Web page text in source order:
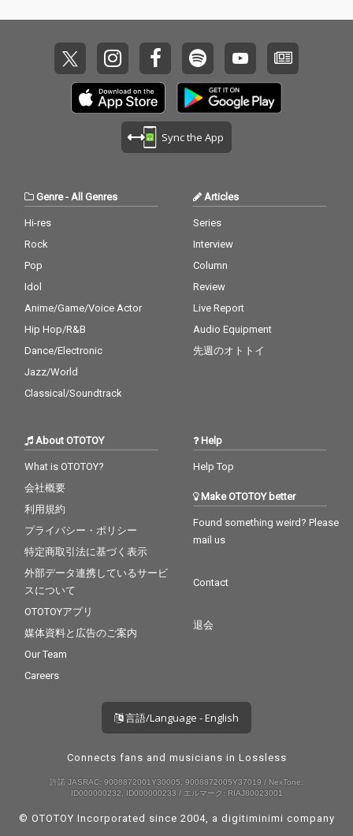
Sync the App
Genre- All Genres
Hi-res
Rock
Pop
Idol
Anime/Game/Voice Actor
Hip Hop/R&B
Dance/Electronic
Jazz/World
Classical/Soundtrack
Articles
Series
Interview
Column
Review
Live Report
Audio Equipment
先週のオトトイ
About OTOTOY
What is OTOTOY?
会社概要
利用規約
プライバシー・ポリシー
特定商取引法に基づく表示
外部データ連携しているサービ
スについて
OTOTOYアプリ
媒体資料と広告のご案内
Our Team
Careers
Help
Help Top
Make OTOTOY better
Found something weird? Please
mail us
Contact
退会
言語/Language - English
Connects fans and musicians in Lossless
許諾 JASRAC: 9008872001Y30005, 9008872005Y37019 / NexTone:
ID000000232, ID000000233 / エルマーク: RIAJ80023001
© OTOTOY Incorporated since 2004, a digitiminimi company